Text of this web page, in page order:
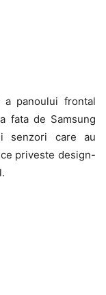
panoului frontal
fata de Samsung
senzori care au
priveste design-